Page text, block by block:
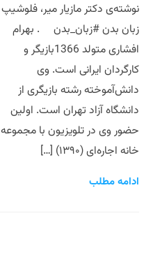
نوشته‌ی دکتر مازیار میر، فلوشیپ
زبان بدن #زبان_بدن . بهرام
افشاری متولد 1366بازیگر و
کارگردان ایرانی است. وی
دانش‌آموخته رشته بازیگری از
دانشگاه آزاد تهران است. اولین
حضور وی در تلویزیون با مجموعه
خانه اجاره‌ای (۱۳۹۰) […]
ادامه مطلب